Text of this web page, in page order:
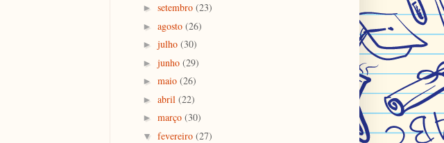
► setembro (23)
► agosto (26)
► julho (30)
► junho (29)
► maio (26)
► abril (22)
► março (30)
▼ fevereiro (27)